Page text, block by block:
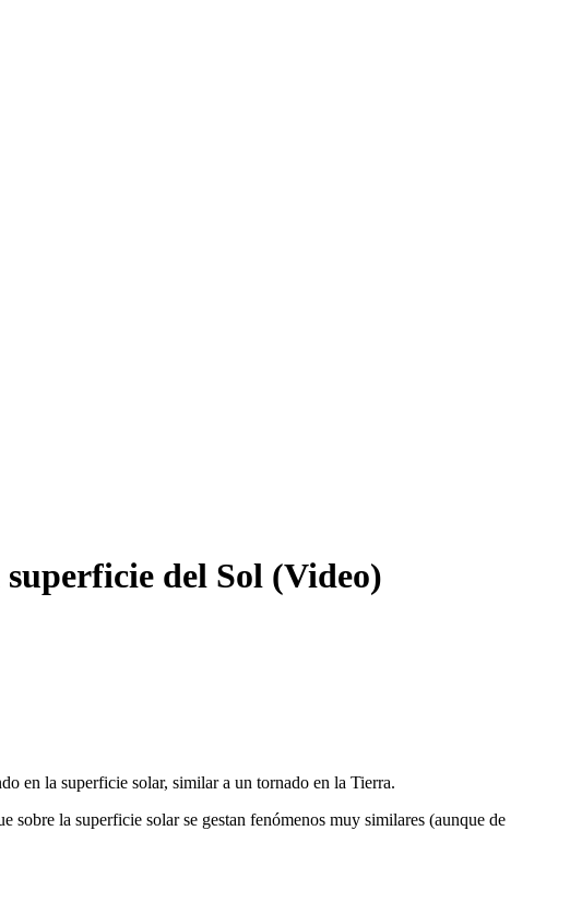
del Sol (Video)
en la superficie solar, similar a un tornado en la Tierra.
sobre la superficie solar se gestan fenómenos muy similares (aunque de